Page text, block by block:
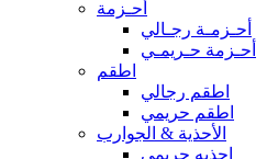
أحـزمة
أحـزمـة رجـالي
أحـزمة حـريمـي
اطقم
اطقم رجالي
اطقم حريمي
الأحذية & الجوارب
احذيه حريمي